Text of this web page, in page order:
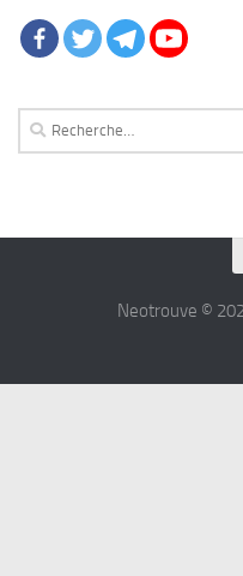
Rechercher :
Neotrouve ©